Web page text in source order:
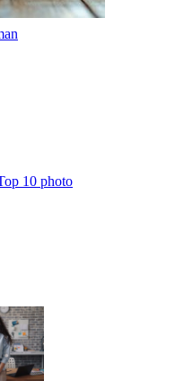
10 photo